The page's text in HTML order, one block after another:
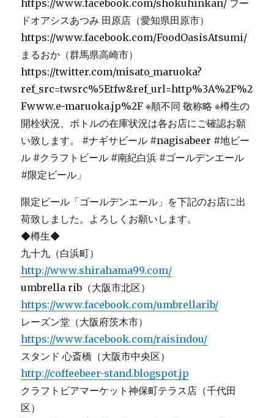
限定ビール「ゴールデンエール」を下記のお店に出
荷致しました。よろしくお願いします。
◆樽生◆
九十九（白浜町）
http://www.shirahama99.com/
umbrella rib（大阪市北区）
https://www.facebook.com/umbrellarib/
レーズン堂（大阪府茨木市）
https://www.facebook.com/raisindou/
スタンド 心斎橋（大阪市中央区）
http://coffeebeer-stand.blogspot.jp
クラフトビアマーケット神保町テラス店（千代田
区）